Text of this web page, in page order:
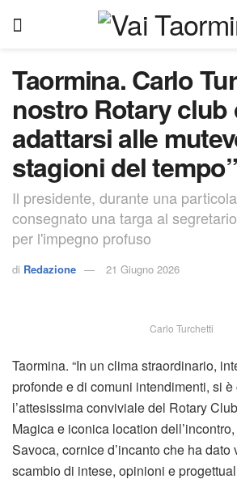
Taormina. Carlo
nostro Rotary club
adattarsi alle
stagioni del tempo”
Il presidente, durante una
consegnato una targa al
per l'impegno profuso
di Redazione 21 Giugno 2026
Carlo Turchetti
Taormina. “In un clima straordinario,
profonde e di comuni intendimenti, si
l’attesissima conviviale del Rotary
Magica e iconica location
Savoca, cornice d’incanto che ha dato
scambio di intese, opinioni e